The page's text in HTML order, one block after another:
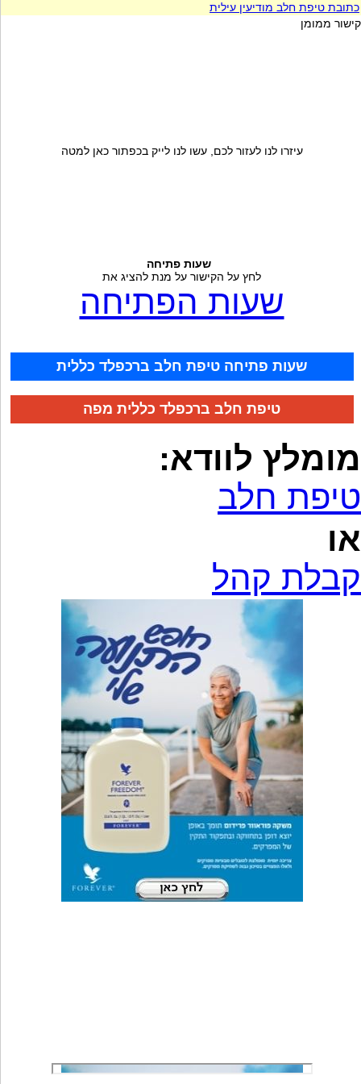
כתובת טיפת חלב מודיעין עילית
קישור ממומן
עיזרו לנו לעזור לכם, עשו לנו לייק בכפתור כאן למטה
שעות פתיחה
לחץ על הקישור על מנת להציג את
שעות הפתיחה
שעות פתיחה טיפת חלב ברכפלד כללית
טיפת חלב ברכפלד כללית מפה
מומלץ לוודא:
טיפת חלב
או
קבלת קהל